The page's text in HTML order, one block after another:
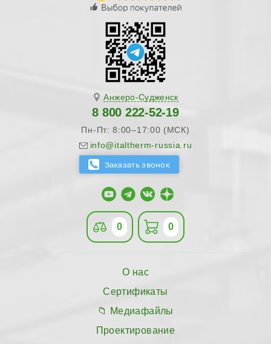
Анжеро-Судженск
8 800 222-52-19
Пн-Пт: 8:00–17:00 (МСК)
info@italtherm-russia.ru
0 0
О нас
Сертификаты
Медиафайлы
Проектирование